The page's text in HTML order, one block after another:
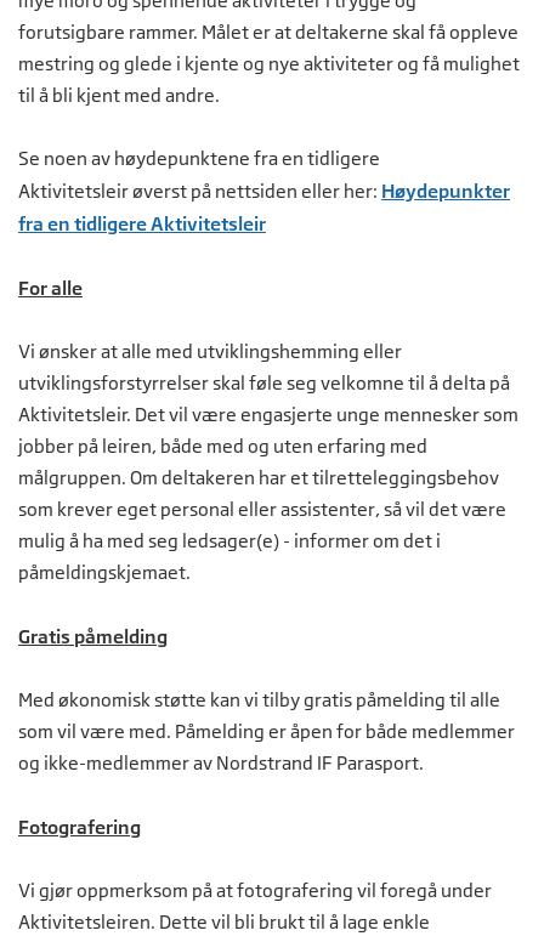
forutsigbare rammer. Målet er at deltakerne skal få oppleve
mestring og glede i kjente og nye aktiviteter og få mulighet
til å bli kjent med andre.
Se noen av høydepunktene fra en tidligere
Aktivitetsleir øverst på nettsiden eller her: Høydepunkter
fra en tidligere Aktivitetsleir
For alle
Vi ønsker at alle med utviklingshemming eller
utviklingsforstyrrelser skal føle seg velkomne til å delta på
Aktivitetsleir. Det vil være engasjerte unge mennesker som
jobber på leiren, både med og uten erfaring med
målgruppen. Om deltakeren har et tilretteleggingsbehov
som krever eget personal eller assistenter, så vil det være
mulig å ha med seg ledsager(e) - informer om det i
påmeldingskjemaet.
Gratis påmelding
Med økonomisk støtte kan vi tilby gratis påmelding til alle
som vil være med. Påmelding er åpen for både medlemmer
og ikke-medlemmer av Nordstrand IF Parasport.
Fotografering
Vi gjør oppmerksom på at fotografering vil foregå under
Aktivitetsleiren. Dette vil bli brukt til å lage enkle